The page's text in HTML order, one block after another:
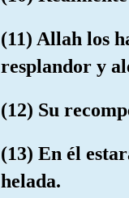
(11) Allah los
resplandor y
(12) Su
(13) En él
helada.